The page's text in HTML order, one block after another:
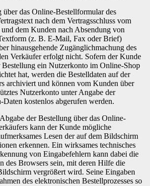
über das Online-Bestellformular des
nach dem Vertragsschluss vom
dem Kunden nach Absendung von
(z. B. E-Mail, Fax oder Brief)
hinausgehende Zugänglichmachung des
Verkäufer erfolgt nicht. Sofern der Kunde
Bestellung ein Nutzerkonto im Online-Shop
hat, werden die Bestelldaten auf der
archiviert und können vom Kunden über
Nutzerkonto unter Angabe der
Daten kostenlos abgerufen werden.
der Bestellung über das Online-
kann der Kunde mögliche
Lesen der auf dem Bildschirm
erkennen. Ein wirksames technisches
von Eingabefehlern kann dabei die
des Browsers sein, mit deren Hilfe die
vergrößert wird. Seine Eingaben
des elektronischen Bestellprozesses so